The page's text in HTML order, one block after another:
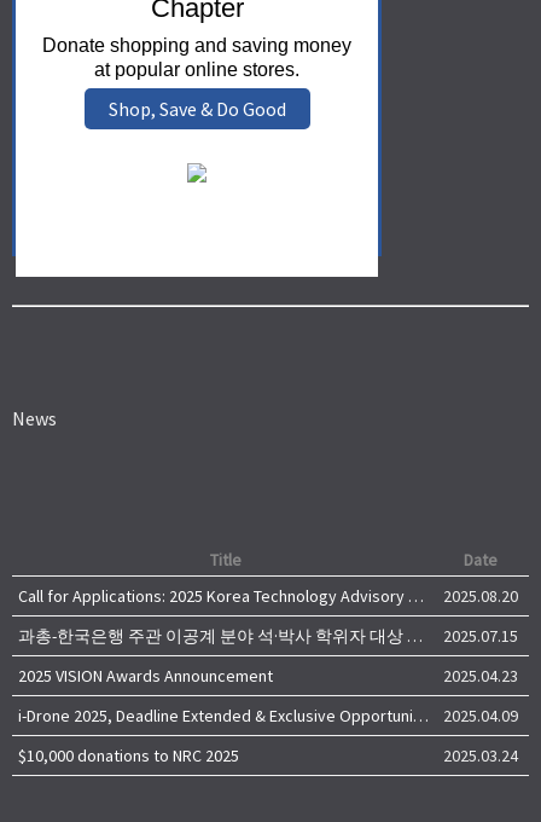
Chapter
Donate shopping and saving money
at popular online stores.
Shop, Save & Do Good
News
Title
Date
Call for Applications: 2025 Korea Technology Advisory Group (K-TAG)
2025.08.20
과총-한국은행 주관 이공계 분야 석·박사 학위자 대상 서베이
2025.07.15
2025 VISION Awards Announcement
2025.04.23
i-Drone 2025, Deadline Extended & Exclusive Opportunity to Travel to Korea!
2025.04.09
$10,000 donations to NRC 2025
2025.03.24